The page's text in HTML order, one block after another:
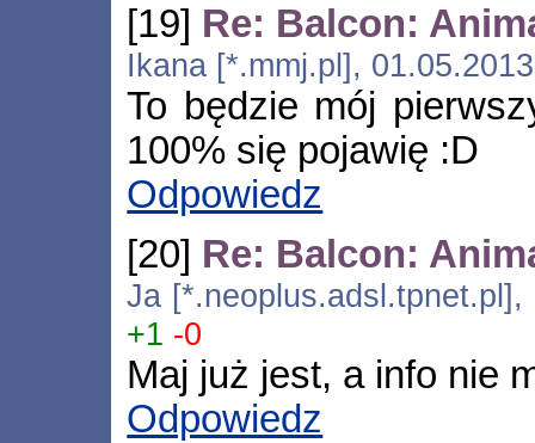
[19] Re: Balcon:
Ikana [*.mmj.pl],
To będzie mój
100% się pojawię :D
Odpowiedz
[20] Re: Balcon:
Ja
+1 -0
Maj już jest, a info nie
Odpowiedz